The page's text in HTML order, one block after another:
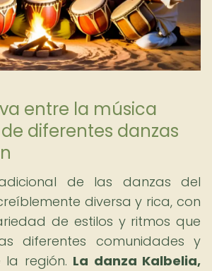
entre la música
diferentes danzas
de las danzas del
diversa y rica, con
de estilos y ritmos que
diferentes comunidades y
la región. La danza Kalbelia,